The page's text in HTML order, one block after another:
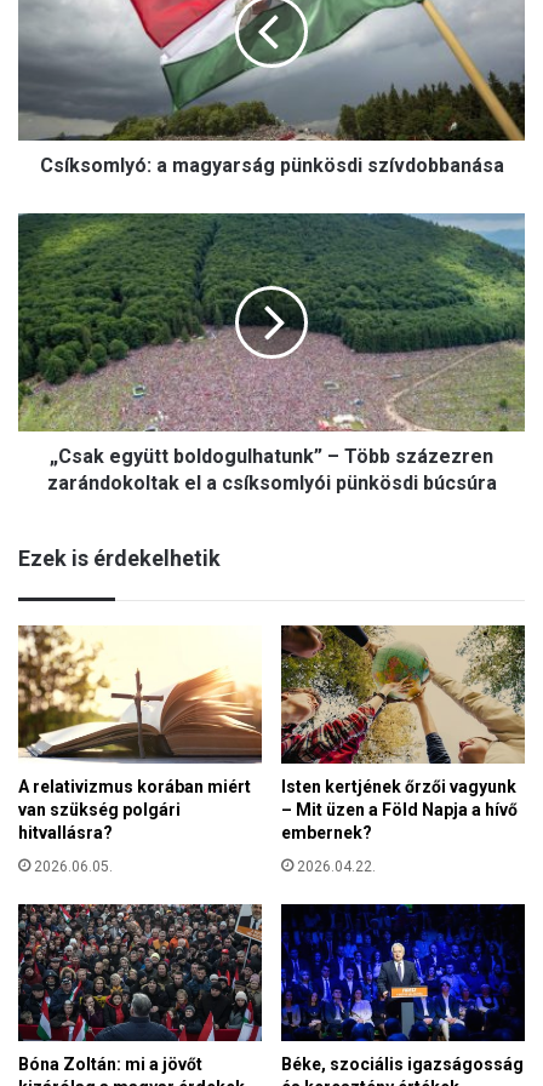
s
o
l
y
a
m
a
g
y
a
s
á
k
ö
s
d
i
s
z
í
v
d
b
a
n
á
s
a
Csíksomlyó: a magyarság pünkösdi szívdobbanása
C
s
a
k
e
g
y
ü
g
u
l
h
a
t
u
n
k
”
T
ö
b
b
s
z
á
„Csak együtt boldogulhatunk” – Több százezren
zarándokoltak el a csíksomlyói pünkösdi búcsúra
Ezek is érdekelhetik
A relativizmus korában miért
van szükség polgári
hitvallásra?
2026.06.05.
Isten kertjének őrzői vagyunk
– Mit üzen a Föld Napja a hívő
embernek?
2026.04.22.
Bóna Zoltán: mi a jövőt
Béke, szociális igazságosság